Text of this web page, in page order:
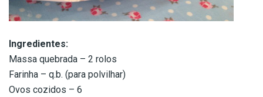
Ingredientes:
Massa quebrada – 2 rolos
Farinha – q.b. (para polvilhar)
Ovos cozidos – 6